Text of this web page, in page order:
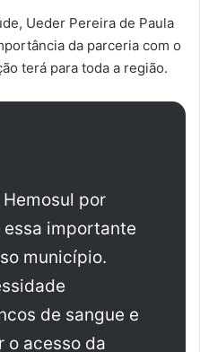
Ueder Pereira de Paula
da parceria com o
terá para toda a região.
Hemosul por
importante
município.
de sangue e
o acesso da